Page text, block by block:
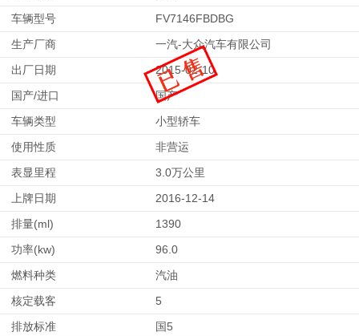
车辆型号
FV7146FBDBG
生产厂商
一汽-大众汽车有限公司
出厂日期
2015-02-10
国产/进口
国产
车辆类型
小型轿车
使用性质
非营运
表显里程
3.0万公里
上牌日期
2016-12-14
排量(ml)
1390
功率(kw)
96.0
燃料种类
汽油
核定载客
5
排放标准
国5